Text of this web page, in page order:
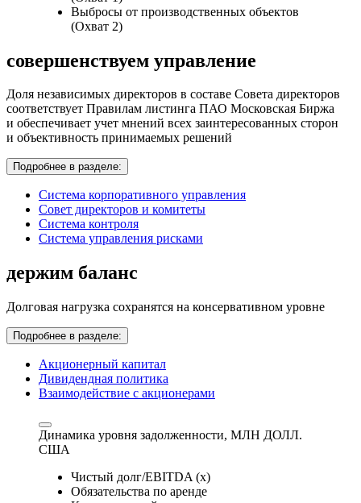
Выбросы от производственных объектов
(Охват 2)
совершенствуем управление
Доля независимых директоров в составе Совета директоров
соответствует Правилам листинга ПАО Московская Биржа
и обеспечивает учет мнений всех заинтересованных сторон
и объективность принимаемых решений
Подробнее в разделе:
Система корпоративного управления
Совет директоров и комитеты
Система контроля
Система управления рисками
держим баланс
Долговая нагрузка сохранятся на консервативном уровне
Подробнее в разделе:
Акционерный капитал
Дивидендная политика
Взаимодействие с акционерами
Динамика уровня задолженности, МЛН ДОЛЛ.
США
Чистый долг/EBITDA (x)
Обязательства по аренде